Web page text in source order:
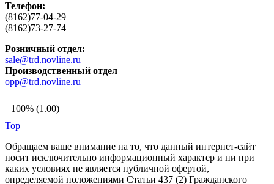
Телефон:
(8162)77-04-29
(8162)73-27-74
Розничный отдел:
sale@trd.novline.ru
Производственный отдел
opp@trd.novline.ru
100% (1.00)
Top
Обращаем ваше внимание на то, что данный интернет-сайт
носит исключительно информационный характер и ни при
каких условиях не является публичной офертой,
определяемой положениями Статьи 437 (2) Гражданского